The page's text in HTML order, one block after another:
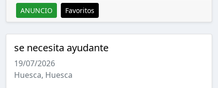
ANUNCIO Favoritos
se necesita ayudante
19/07/2026
Huesca, Huesca